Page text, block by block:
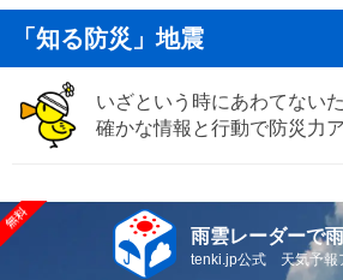
「知る防災」地震
いざという時にあわてない
確かな情報と行動で防災力
雨雲レーダーで
tenki.jp公式 天気予報